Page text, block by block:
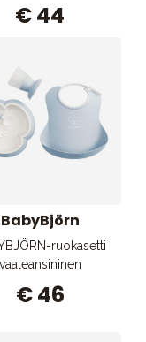
€ 44
BabyBjörn
ruokasetti
vaaleansininen
€ 46